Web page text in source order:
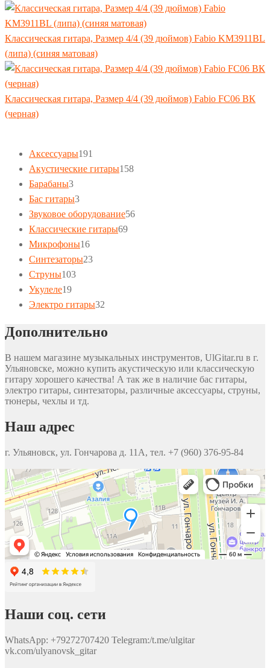
Классическая гитара, Размер 4/4 (39 дюймов) Fabio KM3911BL
(липа) (синяя матовая)
Классическая гитара, Размер 4/4 (39 дюймов) Fabio FC06 ВК
(черная)
Аксессуары191
товар
Акустические гитары158158
Барабаны33
товара
Бас гитары33
товара
Звуковое оборудование5656
Классические гитары6969
Микрофоны1616
товаров
Синтезаторы2323
Струны103103
Укулеле1919
товаров
Электро гитары32
Дополнительно
В нашем магазине музыкальных инструментов, UlGitar.ru в г.
Ульяновске, можно купить акустическую или классическую
гитару хорошего качества! А так же в наличие бас гитары,
электро гитары, синтезаторы, различные аксессуары, струны,
тюнеры, чехлы и тд.
Наш адрес
г. Ульяновск, ул. Гончарова д. 11А, тел. +7 (960) 376-95-84
Наши соц. сети
WhatsApp: +79272707420 Telegram:/t.me/ulgitar
vk.com/ulyanovsk_gitar